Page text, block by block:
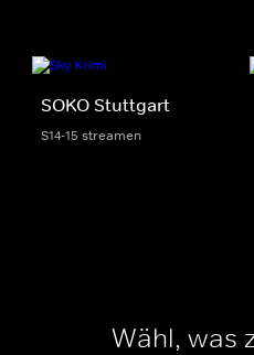
SOKO Stuttgart
S14-15 streamen
Wähl, was